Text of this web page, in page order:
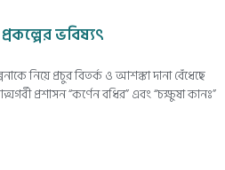
ভবিষ্যৎ
নিয়ে প্রচুর বিতর্ক ও আশঙ্কা দানা বেঁধেছে
প্রশাসন “কর্ণেন বধির” এবং “চক্ষুষা কানঃ”